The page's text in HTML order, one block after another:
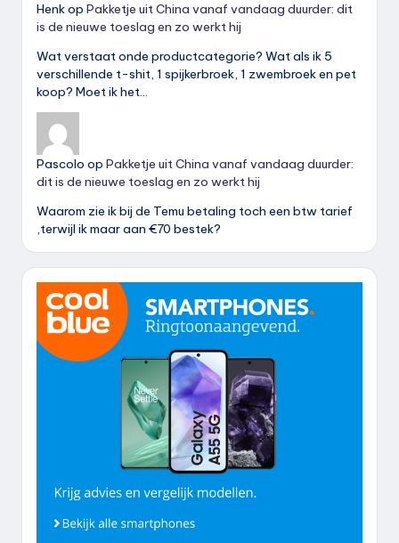
Henkop Pakketje uit China vanaf vandaag duurder: dit
is de nieuwe toeslag en zo werkt hij
Wat verstaat onde productcategorie? Wat als ik 5
verschillende t-shit, 1 spijkerbroek, 1 zwembroek en pet
koop? Moet ik het…
Pascolo op Pakketje uit China vanaf vandaag duurder:
dit is de nieuwe toeslag en zo werkt hij
Waarom zie ik bij de Temu betaling toch een btw tarief
,terwijl ik maar aan €70 bestek?